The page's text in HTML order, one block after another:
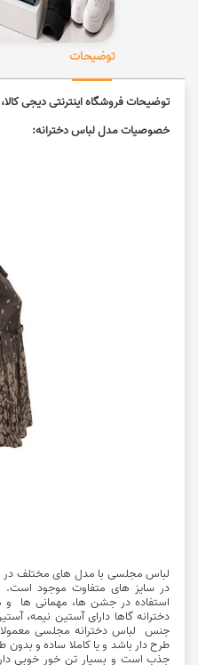
توضیحات
توضیحات فروشگاه اینترنتی دیجی
خصوصیات مدل لباس دخترانه:
لباس مجلسی با مدل های مختلف در
در سایز های متفاوت موجود است.
استفاده در جشن ها، مهمانی ها
دخترانه گاها دارای آستین نیمه،
جنس لباس دخترانه مجلسی
طرح دار باشد و یا کاملا ساده و
جذب است و بسیار تن خور خوبی